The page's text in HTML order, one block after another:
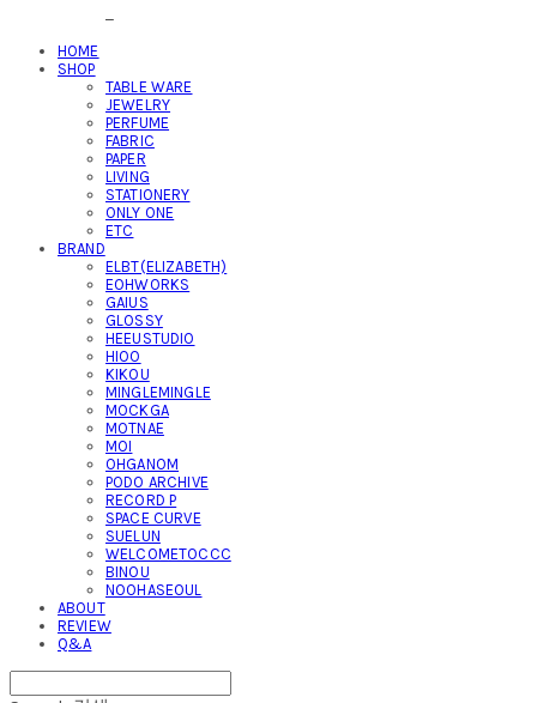
HOME
SHOP
TABLE WARE
JEWELRY
PERFUME
FABRIC
PAPER
LIVING
STATIONERY
ONLY ONE
ETC
BRAND
ELBT(ELIZABETH)
EOHWORKS
GAIUS
GLOSSY
HEEUSTUDIO
HIOO
KIKOU
MINGLEMINGLE
MOCKGA
MOTNAE
MOI
OHGANOM
PODO ARCHIVE
RECORD P
SPACE CURVE
SUELUN
WELCOMETOCCC
BINOU
NOOHASEOUL
ABOUT
REVIEW
Q&A